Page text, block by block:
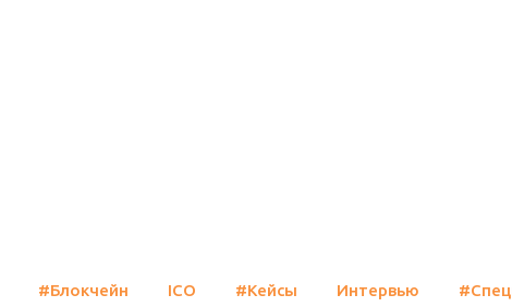
#Блокчейн ICO #Кейсы Интервью